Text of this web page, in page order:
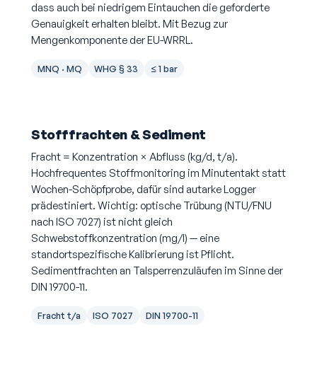
dass auch bei niedrigem Eintauchen die geforderte
Genauigkeit erhalten bleibt. Mit Bezug zur
Mengenkomponente der EU-WRRL.
MNQ · MQ WHG § 33 ≤ 1 bar
Stofffrachten & Sediment
Fracht = Konzentration × Abfluss (kg/d, t/a).
Hochfrequentes Stoffmonitoring im Minutentakt statt
Wochen-Schöpfprobe, dafür sind autarke Logger
prädestiniert. Wichtig: optische Trübung (NTU/FNU
nach ISO 7027) ist nicht gleich
Schwebstoffkonzentration (mg/l) — eine
standortspezifische Kalibrierung ist Pflicht.
Sedimentfrachten an Talsperrenzuläufen im Sinne der
DIN 19700-11.
Fracht t/a ISO 7027 DIN 19700-11